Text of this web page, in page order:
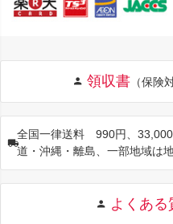
領収書 （保険
全国一律送料 990円、
道・沖縄・離島、一部地域は
よくある